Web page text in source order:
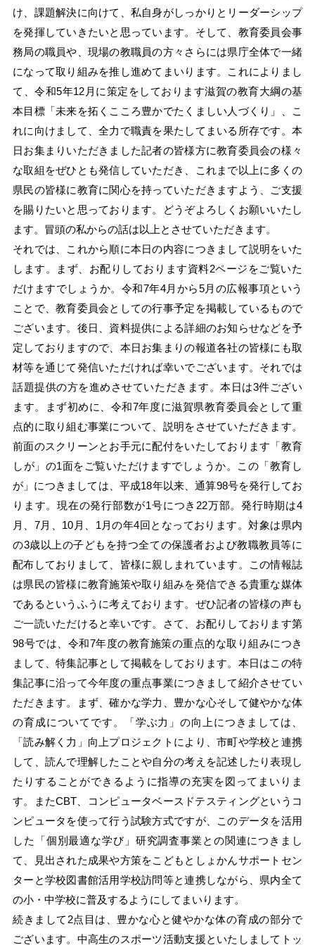
け、課題解決に向けて、私自身がしっかりとリーダーシップ
を発揮していきたいと思っています。そして、教育委員会事
務局の職員や、現場の教職員の方々さらには県庁全体で一緒
になって取り組みを推し進めてまいります。これによりまし
て、令和5年12月に策定をしております滋賀の教育大綱の基
本目標「未来を拓くこころ豊かでたくましい人づくり」、こ
れに向けまして、全力で職責を果たしてまいる所存です。本
日お集まりいただきました記者の皆様方に教育委員会の様々
な取組をぜひとも発信していただき、これまで以上に多くの
県民の皆様に教育に関心を持っていただきますよう、ご支援
を賜りたいと思っております。どうぞよろしくお願いいたし
ます。冒頭の私からの話は以上とさせていただきます。
それでは、これから順に本日の内容につきまして説明をいた
します。まず、お配りしております資料2ページをご覧いた
だけますでしょうか。令和7年4月から5月の広報事項という
ことで、教育委員会としての行事予定を掲載しているもので
ございます。後日、資料提供による詳細のお知らせなどを予
定しておりますので、本日お集まりの報道各社の皆様にも取
材等を通じて発信いただければ幸いでございます。それでは
話題提供の方を進めさせていただきます。本日は3件ござい
ます。まず初めに、令和7年度に滋賀県教育委員会として重
点的に取り組む事業について、説明をさせていただきます。
前面のスクリーンとお手元に配付をいたしております「教育
しが」の1面をご覧いただけますでしょうか。この「教育し
が」につきましては、平成18年以来、通算98号を発行してお
ります。現在の発行部数が1号につき22万部。発行時期は4
月、7月、10月、1月の年4回となっております。対象は県内
の3歳以上の子どもを持つ全ての保護者および教職教員等に
配布しておりまして、皆様に親しまれています。この情報誌
は県民の皆様に教育施策や取り組みを発信できる貴重な媒体
であるというふうに考えております。ぜひ記者の皆様の声も
ご一読いただけると幸いです。さて、お配りしております第
98号では、令和7年度の教育施策の重点的な取り組みにつき
まして、特集記事として掲載をしております。本日はこの特
集記事に沿って今年度の重点事業につきまして紹介させてい
ただきます。まず、確かな学力、豊かな心そして健やかな体
の育成についてです。「学ぶ力」の向上につきましては、
「読み解く力」向上プロジェクトにより、市町や学校と連携
して、読んで理解したことや自分の考えを記述したり表現し
たりすることができるように指導の充実を図ってまいりま
す。またCBT、コンピュータベースドテスティングというコ
ンピュータを使って行う試験方式ですが、このデータを活用
した「個別最適な学び」研究調査事業との関連につきまし
て、見出された成果や方策をこどもとしょかんサポートセン
ターと学校図書館活用学校訪問等と連携しながら、県内全て
の小・中学校に普及するようにしてまいります。
続きまして2点目は、豊かな心と健やかな体の育成の部分で
ございます。中高生のスポーツ活動支援といたしましてトッ